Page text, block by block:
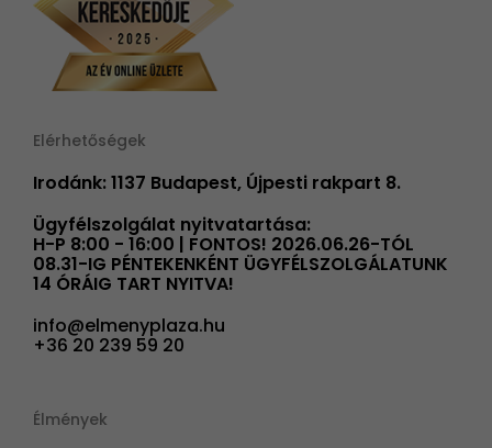
Elérhetőségek
Irodánk: 1137 Budapest, Újpesti rakpart 8.
Ügyfélszolgálat nyitvatartása:
H-P 8:00 - 16:00 | FONTOS! 2026.06.26-TÓL
08.31-IG PÉNTEKENKÉNT ÜGYFÉLSZOLGÁLATUNK
14 ÓRÁIG TART NYITVA!
info@elmenyplaza.hu
+36 20 239 59 20
Élmények